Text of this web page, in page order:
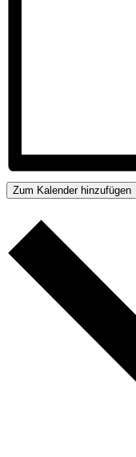
Zum Kalender hinzufügen